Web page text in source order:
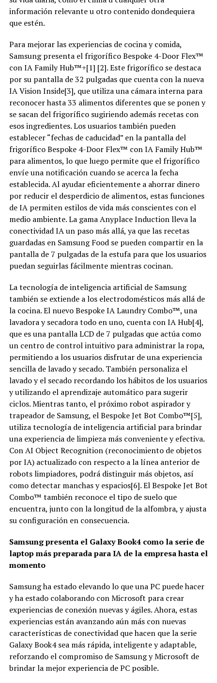
información relevante u otro contenido dondequiera
que estén.
Para mejorar las experiencias de cocina y comida,
Samsung presenta el frigorífico Bespoke 4-Door Flex™
con IA Family Hub™+[1] [2]. Este frigorífico se destaca
por su pantalla de 32 pulgadas que cuenta con la nueva
IA Vision Inside[3], que utiliza una cámara interna para
reconocer hasta 33 alimentos diferentes que se ponen y
se sacan del frigorífico sugiriendo además recetas con
esos ingredientes. Los usuarios también pueden
establecer “fechas de caducidad” en la pantalla del
frigorífico Bespoke 4-Door Flex™ con IA Family Hub™
para alimentos, lo que luego permite que el frigorífico
envíe una notificación cuando se acerca la fecha
establecida. Al ayudar eficientemente a ahorrar dinero
por reducir el desperdicio de alimentos, estas funciones
de IA permiten estilos de vida más conscientes con el
medio ambiente. La gama Anyplace Induction lleva la
conectividad IA un paso más allá, ya que las recetas
guardadas en Samsung Food se pueden compartir en la
pantalla de 7 pulgadas de la estufa para que los usuarios
puedan seguirlas fácilmente mientras cocinan.
La tecnología de inteligencia artificial de Samsung
también se extiende a los electrodomésticos más allá de
la cocina. El nuevo Bespoke IA Laundry Combo™, una
lavadora y secadora todo en uno, cuenta con IA Hub[4],
que es una pantalla LCD de 7 pulgadas que actúa como
un centro de control intuitivo para administrar la ropa,
permitiendo a los usuarios disfrutar de una experiencia
sencilla de lavado y secado. También personaliza el
lavado y el secado recordando los hábitos de los usuarios
y utilizando el aprendizaje automático para sugerir
ciclos. Mientras tanto, el próximo robot aspirador y
trapeador de Samsung, el Bespoke Jet Bot Combo™[5],
utiliza tecnología de inteligencia artificial para brindar
una experiencia de limpieza más conveniente y efectiva.
Con AI Object Recognition (reconocimiento de objetos
por IA) actualizado con respecto a la línea anterior de
robots limpiadores, podrá distinguir más objetos, así
como detectar manchas y espacios[6]. El Bespoke Jet Bot
Combo™ también reconoce el tipo de suelo que
encuentra, junto con la longitud de la alfombra, y ajusta
su configuración en consecuencia.
Samsung presenta el Galaxy Book4 como la serie de
laptop más preparada para IA de la empresa hasta el
momento
Samsung ha estado elevando lo que una PC puede hacer
y ha estado colaborando con Microsoft para crear
experiencias de conexión nuevas y ágiles. Ahora, estas
experiencias están avanzando aún más con nuevas
características de conectividad que hacen que la serie
Galaxy Book4 sea más rápida, inteligente y adaptable,
reforzando el compromiso de Samsung y Microsoft de
brindar la mejor experiencia de PC posible.